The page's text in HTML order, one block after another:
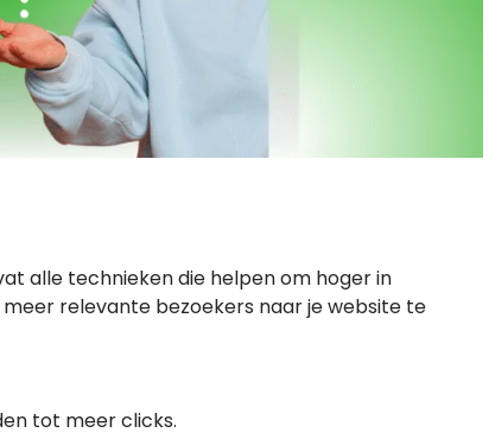
alle technieken die helpen om hoger in
relevante bezoekers naar je website te
tot meer clicks.